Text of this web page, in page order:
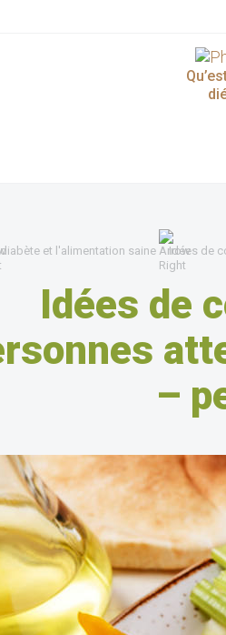
et l'alimentation saine Idées de
Idées de
–